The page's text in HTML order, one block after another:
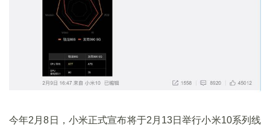
今年2月8日，小米正式宣布将于2月13日举行小米10系列线